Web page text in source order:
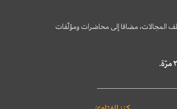
المجالات، مضافا إلى محاضرات ومؤلّفات